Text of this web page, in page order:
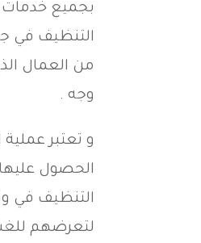
بجميع خدمات
التنظيف في
من العمال
وجه .
و تعتبر
الحصول
التنظيف في
لتعرضهم